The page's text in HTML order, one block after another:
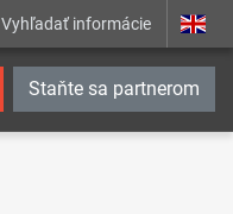
Vyhľadať informácie
Staňte sa partnerom